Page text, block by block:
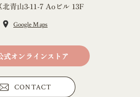
北青山3-11-7 Aoビル 13F
Google Maps
式オンラインストア
CONTACT